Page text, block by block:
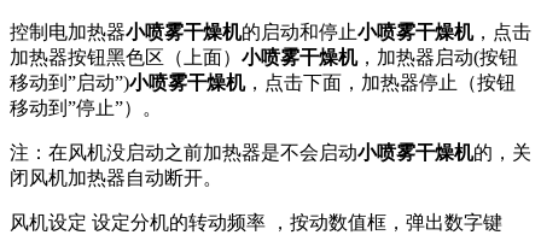
控制电加热器小喷雾干燥机的启动和停止小喷雾干燥机，点击
加热器按钮黑色区（上面） 小喷雾干燥机，加热器启动(按钮
移动到”启动”)小喷雾干燥机，点击下面，加热器停止（按钮
移动到”停止”）。
注：在风机没启动之前加热器是不会启动小喷雾干燥机的，关
闭风机加热器自动断开。
风机设定 设定分机的转动频率 ，按动数值框，弹出数字键